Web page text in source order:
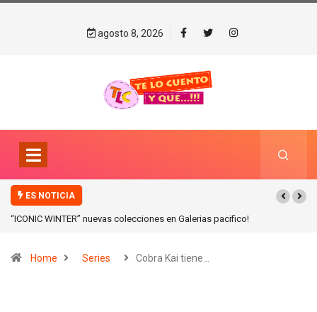
agosto 8, 2026
ES NOTICIA
“ICONIC WINTER” nuevas colecciones en Galerias pacifico!
Home Series Cobra Kai tiene…